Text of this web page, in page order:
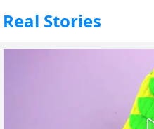
Real Stories